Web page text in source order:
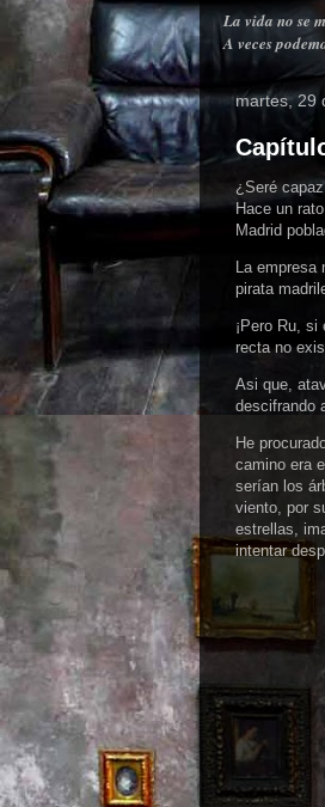
La vida no se
A veces
martes, 29
¿Seré
Hace un
Madrid
La empresa
pirata
¡Pero Ru,
recta no
Asi que,
descifrando
He
camino era
serían los
viento, por
estrellas,
intentar